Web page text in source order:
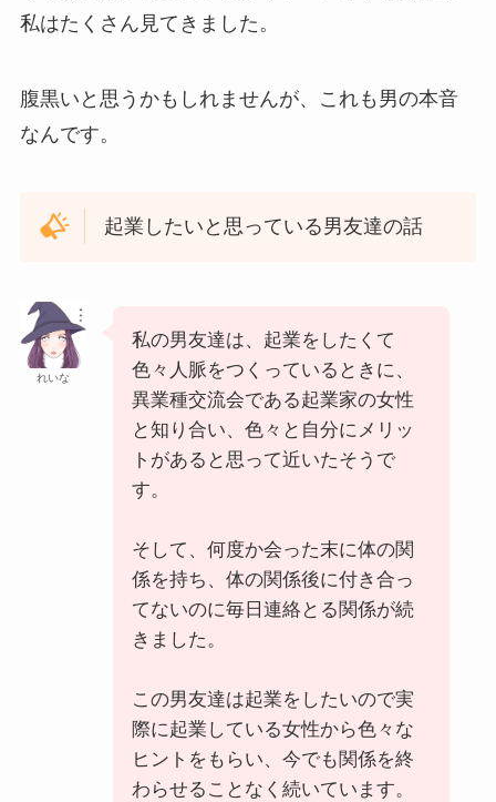
私はたくさん見てきました。
腹黒いと思うかもしれませんが、これも男の本音
なんです。
起業したいと思っている男友達の話
れいな
私の男友達は、起業をしたくて
色々人脈をつくっているときに、
異業種交流会である起業家の女性
と知り合い、色々と自分にメリッ
トがあると思って近いたそうで
す。
そして、何度か会った末に体の関
係を持ち、体の関係後に付き合っ
てないのに毎日連絡とる関係が続
きました。
この男友達は起業をしたいので実
際に起業している女性から色々な
ヒントをもらい、今でも関係を終
わらせることなく続いています。